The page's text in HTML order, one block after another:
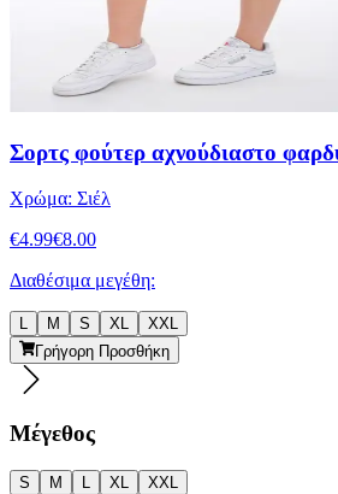
Σορτς φούτερ αχνούδιαστο
Χρώμα: Σιέλ
€4.99€8.00
Διαθέσιμα μεγέθη:
L M S XL
XXL
Γρήγορη Προσθήκη
Μέγεθος
S M L XL
XXL